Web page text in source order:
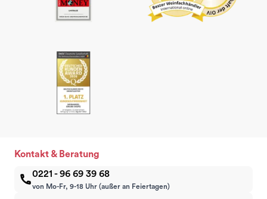
Kontakt & Beratung
0221 - 96 69 39 68
von Mo-Fr, 9-18 Uhr (außer an Feiertagen)